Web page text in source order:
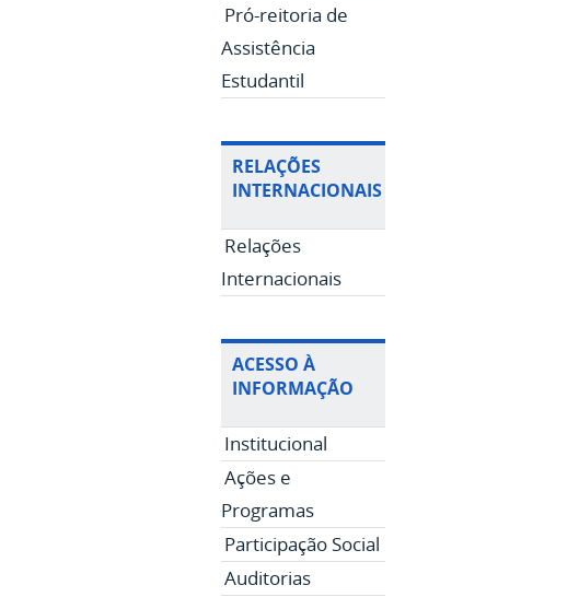
Pró-reitoria de
Assistência
Estudantil
RELAÇÕES
INTERNACIONAIS
Relações
Internacionais
ACESSO À
INFORMAÇÃO
Institucional
Ações e
Programas
Participação Social
Auditorias